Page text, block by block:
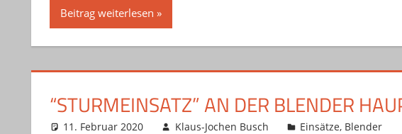
Beitrag weiterlesen
“STURMEINSATZ” AN DER BLENDER
11. Februar 2020 Klaus-Jochen Busch Einsätze, Blender